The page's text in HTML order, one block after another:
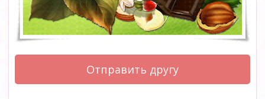
Отправить другу